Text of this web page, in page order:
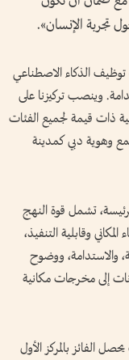
تجربة الإنسان».
لاختبار كيفية توظيف الذكاء الاصطناعي
وينصب تركيزنا على
ذات قيمة لجميع الفئات
وهوية دبي كمدينة
تشمل قوة النهج
وقابلية التنفيذ،
والاستدامة، ووضوح
إلى مخرجات مكانية
درهم، حيث يحصل الفائز بالمركز الأول